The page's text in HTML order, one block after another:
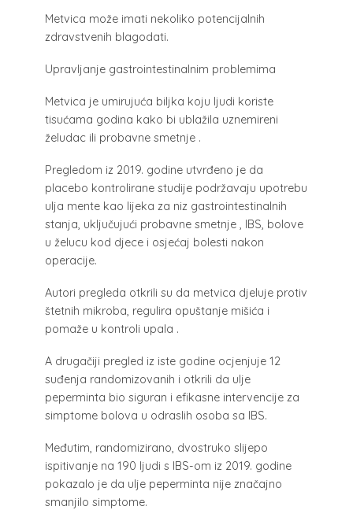
Metvica može imati nekoliko potencijalnih
zdravstvenih blagodati.
Upravljanje gastrointestinalnim problemima
Metvica je umirujuća biljka koju ljudi koriste
tisućama godina kako bi ublažila uznemireni
želudac ili probavne smetnje .
Pregledom iz 2019. godine utvrđeno je da
placebo kontrolirane studije podržavaju upotrebu
ulja mente kao lijeka za niz gastrointestinalnih
stanja, uključujući probavne smetnje , IBS, bolove
u želucu kod djece i osjećaj bolesti nakon
operacije.
Autori pregleda otkrili su da metvica djeluje protiv
štetnih mikroba, regulira opuštanje mišića i
pomaže u kontroli upala .
A drugačiji pregled iz iste godine ocjenjuje 12
suđenja randomizovanih i otkrili da ulje
peperminta bio siguran i efikasne intervencije za
simptome bolova u odraslih osoba sa IBS.
Međutim, randomizirano, dvostruko slijepo
ispitivanje na 190 ljudi s IBS-om iz 2019. godine
pokazalo je da ulje peperminta nije značajno
smanjilo simptome.